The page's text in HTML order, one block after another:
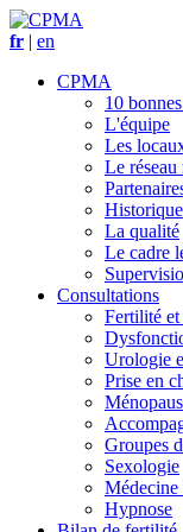
fr | en
CPMA
10
L'équipe
Les
Le réseau
Historique
La qualité
Le cadre
Consultations
Fertilité
Urologie
Prise en
Groupes
Sexologie
Hypnose